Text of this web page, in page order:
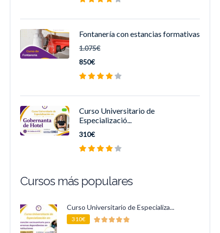
Fontanería con estancias formativas
1.075€
850€
Curso Universitario de
Especializació...
310€
Cursos más populares
Curso Universitario de Especializa...
310€